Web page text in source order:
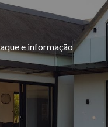
e informação